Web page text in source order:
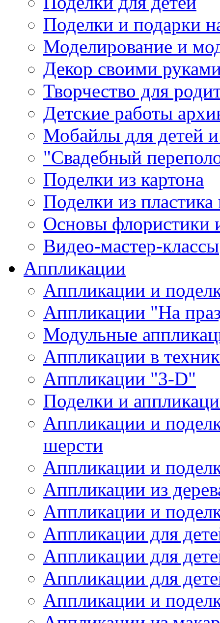
Поделки и подарки
Моделирование и
Декор своими
Творчество для
Детские работы
Мобайлы для детей
"Свадебный
Поделки из картона
Поделки из
Основы флористики
Видео-мастер-классы
Аппликации
Аппликации и
Аппликации "На
Модульные
Аппликации в
Аппликации "3-D"
Поделки и
Аппликации и
шерсти
Аппликации и
Аппликации из
Аппликации и
Аппликации для
Аппликации для
Аппликации для
Аппликации и